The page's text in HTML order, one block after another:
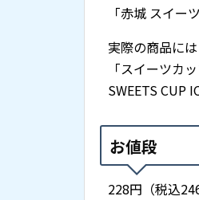
「赤城 スイー
実際の商品には
「スイーツカ
SWEETS CUP
お値段
228円（税込246